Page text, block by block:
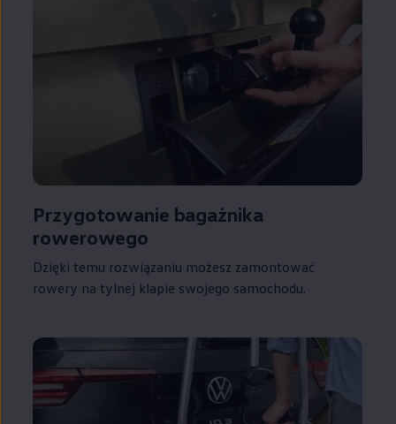
Przygotowanie bagażnika
rowerowego
Dzięki temu rozwiązaniu możesz zamontować
rowery na tylnej klapie swojego samochodu.